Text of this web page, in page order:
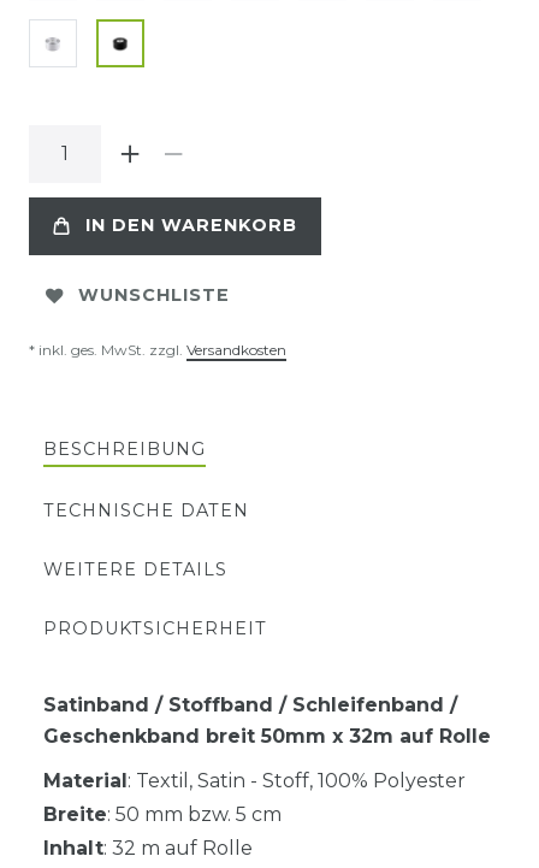
IN DEN WARENKORB
WUNSCHLISTE
* inkl. ges. MwSt. zzgl. Versandkosten
BESCHREIBUNG
TECHNISCHE DATEN
WEITERE DETAILS
PRODUKTSICHERHEIT
Satinband / Stoffband / Schleifenband /
Geschenkband breit 50mm x 32m auf Rolle
Material: Textil, Satin - Stoff, 100% Polyester
Breite: 50 mm bzw. 5 cm
Inhalt: 32 m auf Rolle